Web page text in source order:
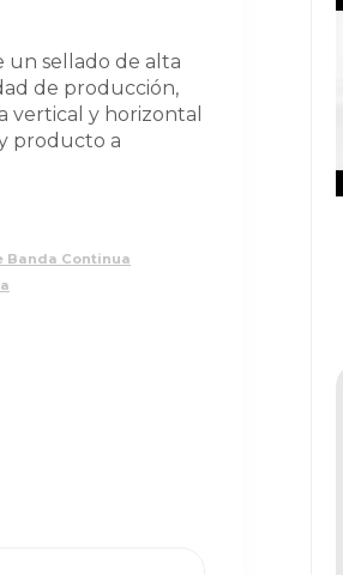
un sellado de alta
de producción,
vertical y horizontal
producto a
Banda Continua